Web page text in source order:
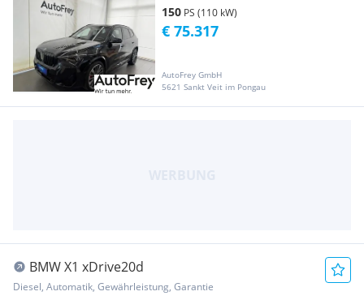
150 PS (110 kW)
AutoFrey GmbH
5621 Sankt Veit im Pongau
€ 75.317
BMW X1 xDrive20d
Diesel, Automatik, Gewährleistung, Garantie